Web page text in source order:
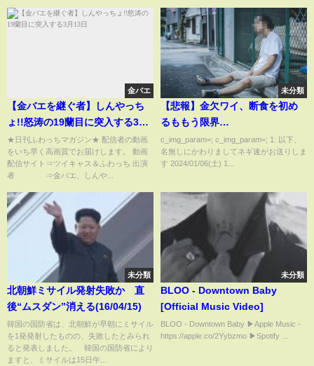
金バエ
【金バエを継ぐ者】しんやっち
ょ!!怒涛の19蘭目に突入する3月
13日
★日刊ふわっちマガジン★ 配信者の動画
をいち早く高画質でお届けします。 動画
配信サイト⇒ツイキャス＆ふわっち 出演
者 ⇒金バエ、しんや...
未分類
【悲報】金欠ワイ、断食を初め
るももう限界…
c_img_param=; c_img_param=; 1: 以下、
名無しにかわりましてネギ速がお送りしま
す 2024/01/06(土) 1...
未分類
北朝鮮ミサイル発射失敗か 直
後“ムスダン”消える(16/04/15)
韓国の国防省は、北朝鮮が早朝にミサイル
を1発発射したものの、失敗したとみられ
ると発表しました。 韓国の国防省により
ますと、ミサイルは15日午...
未分類
BLOO - Downtown Baby
[Official Music Video]
BLOO - Downtown Baby ▶Apple Music -
https://apple.co/2Yybzmo ▶Spotify ...